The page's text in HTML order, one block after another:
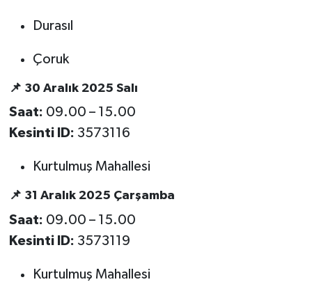
Durasıl
Çoruk
📌 30 Aralık 2025 Salı
Saat: 09.00 – 15.00
Kesinti ID: 3573116
Kurtulmuş Mahallesi
📌 31 Aralık 2025 Çarşamba
Saat: 09.00 – 15.00
Kesinti ID: 3573119
Kurtulmuş Mahallesi